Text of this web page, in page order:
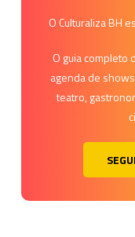
O Culturaliza BH
O guia completo
agenda de
teatro,